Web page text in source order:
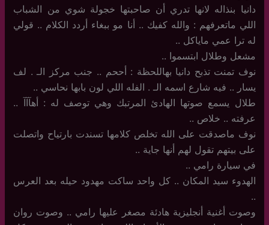
دانيا بنذاله لانها تدري أن صاحبتها خجولة شوي من الشباب
اللي ماتعرفهم : والله كفيك .. أنا مو ببغاء أردد الكلام .. قولي
له ترا عمي ماياكل ..
مشعل وطلال ابتسموا ..
نوف تمنت تذبح دانيا بهاللحظة : أححم .. جنب مركز الـ . لف
يسار .. فيه شارع اسمه الـ . الفله اللي لون بابها نحاسي ..
طلال يسمع صوتها الهادئ المرتبك وهي توصف له : أهآآآ ..
عرفته .. خلاص ..
نوف ماصدقت على الله تخلص كلامها تسندت بارتياح واتصلت
على بيتهم تقول لهم أنها جاية ..
في سيارة رامي ..
الهدوء سيد المكان .. كل واحد ساكت مهدود حيله بعد العرس
..
وصوت أغنية أنجليزية هادئة مصغر عليها رامي .. وصوت روان